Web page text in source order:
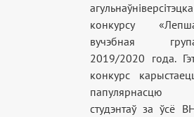
конкурсу
вучэбная
2019/2020 года.
конкурс
папулярнасцю
студэнтаў за ўсё